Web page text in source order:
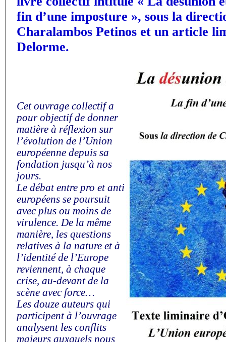
fin d’une imposture », sous la
Charalambos Petinos et un article
Delorme.
Cet ouvrage collectif a
pour objectif de donner
matière à réflexion sur
l’évolution de l’Union
européenne depuis sa
fondation jusqu’à nos
jours.
Le débat entre pro et anti
européens se poursuit
avec plus ou moins de
virulence. De la même
manière, les questions
relatives à la nature et à
l’identité de l’Europe
reviennent, à chaque
crise, au-devant de la
scène avec force…
Les douze auteurs qui
participent à l’ouvrage
analysent les conflits
majeurs auxquels nous